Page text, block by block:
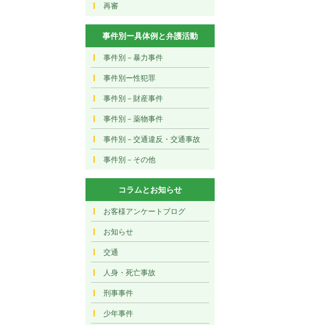
再審
事件別ー具体例と弁護活動
事件別－暴力事件
事件別ー性犯罪
事件別－財産事件
事件別－薬物事件
事件別－交通違反・交通事故
事件別－その他
コラムとお知らせ
お客様アンケートブログ
お知らせ
交通
人身・死亡事故
刑事事件
少年事件